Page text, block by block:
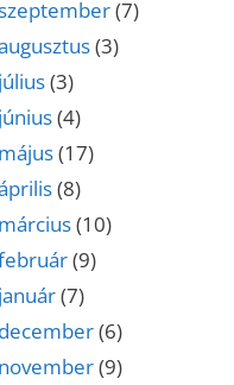
(7)
(3)
(3)
(4)
(17)
(8)
(10)
(9)
(7)
(6)
(9)